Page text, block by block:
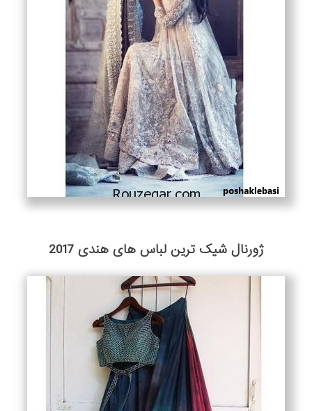
‎ژورنال شیک ترین لباس های هندی 2017